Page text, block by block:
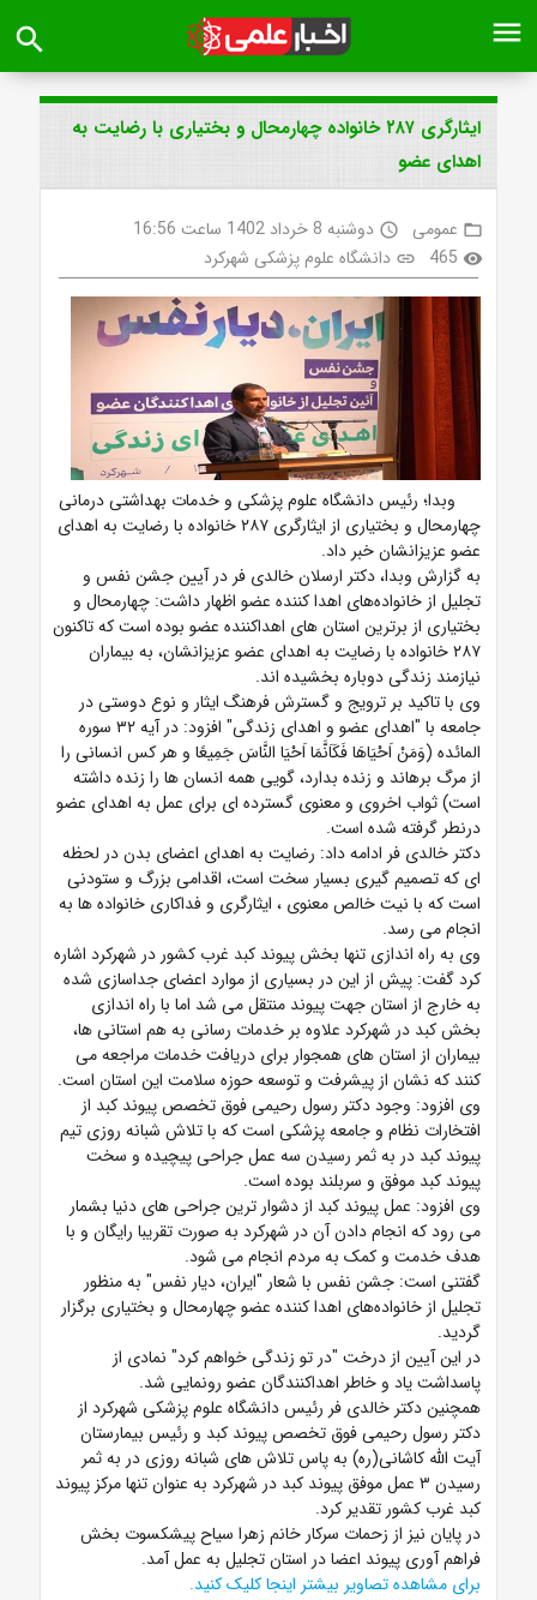
menu
search
ایثارگری ۲۸۷ خانواده چهارمحال و بختیاری با رضایت به
اهدای عضو
folder_open عمومی access_time دوشنبه 8 خرداد 1402 ساعت 16:56
visibility
465
link دانشگاه علوم پزشکی شهرکرد
وبدا؛‌ رئیس دانشگاه علوم پزشکی و خدمات بهداشتی درمانی
چهارمحال و بختیاری از ایثارگری ۲۸۷ خانواده با رضایت به اهدای
عضو عزیزانشان خبر داد.
به گزارش وبدا، دکتر ارسلان خالدی فر در آیین جشن نفس و
تجلیل از خانواده‌های اهدا کننده عضو اظهار داشت: چهارمحال و
بختیاری از برترین استان های اهداکننده عضو بوده است که تاکنون
۲۸۷ خانواده با رضایت به اهدای عضو عزیزانشان، به بیماران
نیازمند زندگی دوباره بخشیده اند.
وی با تاکید بر ترویج و گسترش فرهنگ ایثار و نوع دوستی در
جامعه با "اهدای عضو و اهدای زندگی" افزود: در آیه ۳۲ سوره
المائده (وَمَنْ اَحْیَاهَا فَکَاَنَّمَا اَحْیَا النَّاسَ جَمِیعًا و هر کس انسانی را
از مرگ برهاند و زنده بدارد، گویی همه انسان ها را زنده داشته
است) ثواب اخروی و معنوی گسترده ای برای عمل به اهدای عضو
درنطر گرفته شده است.
دکتر خالدی فر ادامه داد: رضایت به اهدای اعضای بدن در لحظه
ای که تصمیم گیری بسیار سخت است، اقدامی بزرگ و ستودنی
است که با نیت خالص معنوی ، ایثارگری و فداکاری خانواده ها به
انجام می رسد.
وی به راه اندازی تنها بخش پیوند کبد غرب کشور در شهرکرد اشاره
کرد گفت: پیش از این در بسیاری از موارد اعضای جداسازی شده
به خارج از استان جهت پیوند منتقل می شد اما با راه اندازی
بخش کبد در شهرکرد علاوه بر خدمات رسانی به هم استانی ها،
بیماران از استان های همجوار برای دریافت خدمات مراجعه می
کنند که نشان از پیشرفت و توسعه حوزه سلامت این استان است.
وی افزود: وجود دکتر رسول رحیمی فوق تخصص پیوند کبد از
افتخارات نظام و جامعه پزشکی است که با تلاش شبانه روزی تیم
پیوند کبد در به ثمر رسیدن سه عمل جراحی پیچیده و سخت
پیوند کبد موفق و سربلند بوده است.
وی افزود: عمل پیوند کبد از دشوار ترین جراحی های دنیا بشمار
می رود که انجام دادن آن در شهرکرد به صورت تقریبا رایگان و با
هدف خدمت و کمک به مردم انجام می شود.
گفتنی است: جشن نفس با شعار "ایران، دیار نفس" به منظور
تجلیل از خانواده‌های اهدا کننده عضو چهارمحال و بختیاری برگزار
گردید.
در این آیین از درخت "در تو زندگی خواهم کرد" نمادی از
پاسداشت یاد و خاطر اهداکنندگان عضو رونمایی شد.
همچنین دکتر خالدی فر رئیس دانشگاه علوم پزشکی شهرکرد از
دکتر رسول رحیمی فوق تخصص پیوند کبد و رئیس بیمارستان
آیت الله کاشانی(ره) به پاس تلاش های شبانه روزی در به ثمر
رسیدن ۳ عمل موفق پیوند کبد در شهرکرد به عنوان تنها مرکز پیوند
کبد غرب کشور تقدیر کرد.
در پایان نیز از زحمات سرکار خانم زهرا سیاح پیشکسوت بخش
فراهم آوری پیوند اعضا در استان تجلیل به عمل آمد.
برای مشاهده تصاویر بیشتر اینجاکلیک کنید.